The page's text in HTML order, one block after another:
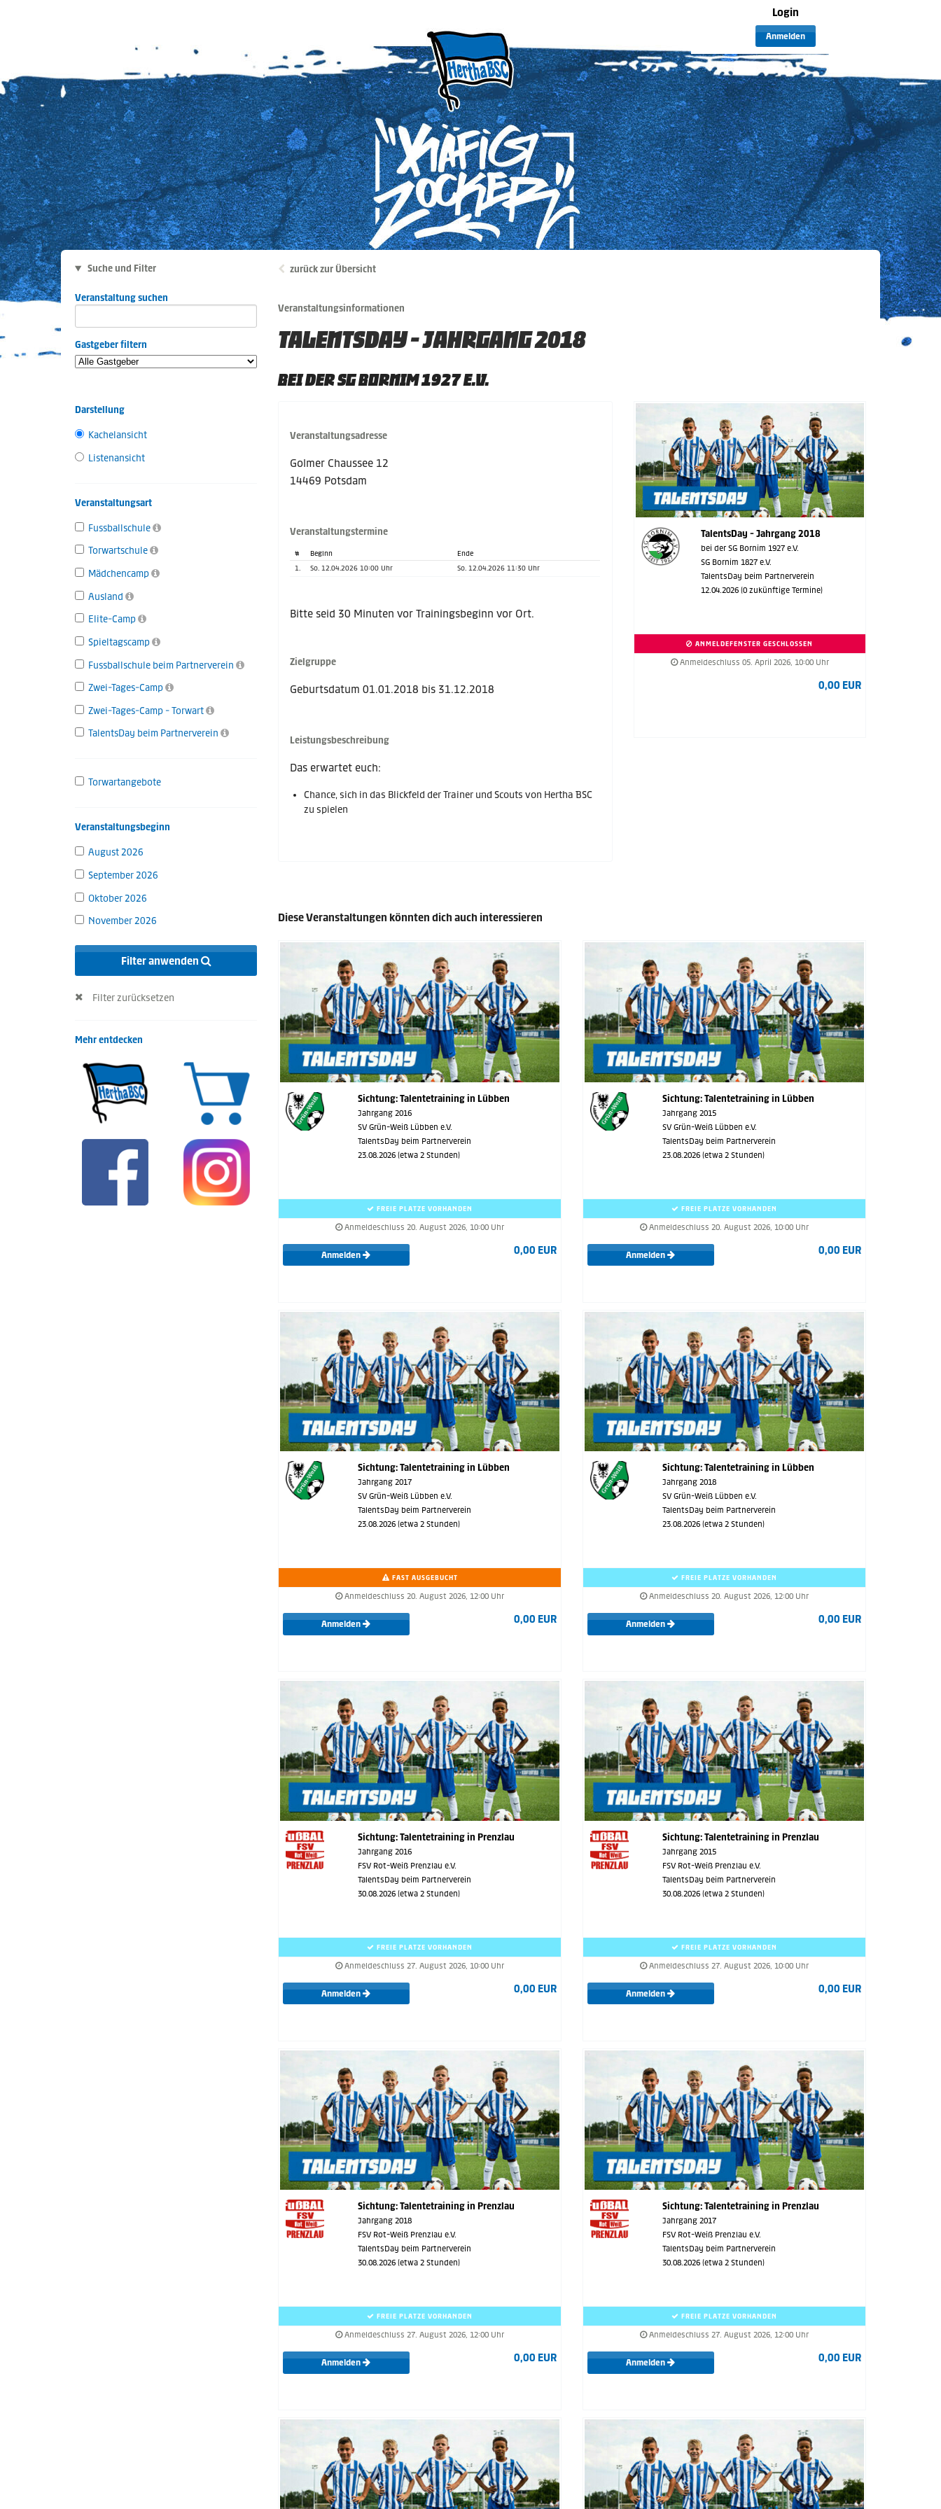
Login
Anmelden
Suche und Filter
Veranstaltung suchen
Gastgeber filtern
Darstellung
Kachelansicht
Listenansicht
Veranstaltungsart
Fussballschule
Torwartschule
Mädchencamp
Ausland
Elite-Camp
Spieltagscamp
Fussballschule beim Partnerverein
Zwei-Tages-Camp
Zwei-Tages-Camp - Torwart
TalentsDay beim Partnerverein
Torwartangebote
Veranstaltungsbeginn
August 2026
September 2026
Oktober 2026
November 2026
Filter anwenden
Filter zurücksetzen
Mehr entdecken
zurück zur Übersicht
Veranstaltungsinformationen
TALENTSDAY - JAHRGANG 2018
BEI DER SG BORNIM 1927 E.V.
Veranstaltungsadresse
Golmer Chaussee 12
14469 Potsdam
Veranstaltungstermine
# Beginn
Ende
1.
So. 12.04.2026 10:00 Uhr So. 12.04.2026 11:30 Uhr
Bitte seid 30 Minuten vor Trainingsbeginn vor Ort.
Zielgruppe
Geburtsdatum 01.01.2018 bis 31.12.2018
Leistungsbeschreibung
Das erwartet euch:
Chance, sich in das Blickfeld der Trainer und Scouts von Hertha BSC
zu spielen
TalentsDay - Jahrgang 2018
bei der SG Bornim 1927 e.V.
SG Bornim 1827 e.V.
TalentsDay beim Partnerverein
12.04.2026 (0 zukünftige Termine)
ANMELDEFENSTER GESCHLOSSEN
Anmeldeschluss 05. April 2026, 10:00 Uhr
0,00 EUR
Diese Veranstaltungen könnten dich auch interessieren
Sichtung: Talentetraining in Lübben
Jahrgang 2016
SV Grün-Weiß Lübben e.V.
TalentsDay beim Partnerverein
23.08.2026 (etwa 2 Stunden)
FREIE PLÄTZE VORHANDEN
Anmeldeschluss 20. August 2026, 10:00 Uhr
Anmelden 0,00 EUR
Sichtung: Talentetraining in Lübben
Jahrgang 2015
SV Grün-Weiß Lübben e.V.
TalentsDay beim Partnerverein
23.08.2026 (etwa 2 Stunden)
FREIE PLÄTZE VORHANDEN
Anmeldeschluss 20. August 2026, 10:00 Uhr
Anmelden 0,00 EUR
Sichtung: Talentetraining in Lübben
Jahrgang 2017
SV Grün-Weiß Lübben e.V.
TalentsDay beim Partnerverein
23.08.2026 (etwa 2 Stunden)
FAST AUSGEBUCHT
Anmeldeschluss 20. August 2026, 12:00 Uhr
Anmelden 0,00 EUR
Sichtung: Talentetraining in Lübben
Jahrgang 2018
SV Grün-Weiß Lübben e.V.
TalentsDay beim Partnerverein
23.08.2026 (etwa 2 Stunden)
FREIE PLÄTZE VORHANDEN
Anmeldeschluss 20. August 2026, 12:00 Uhr
Anmelden 0,00 EUR
Sichtung: Talentetraining in Prenzlau
Jahrgang 2016
FSV Rot-Weiß Prenzlau e.V.
TalentsDay beim Partnerverein
30.08.2026 (etwa 2 Stunden)
FREIE PLÄTZE VORHANDEN
Anmeldeschluss 27. August 2026, 10:00 Uhr
Anmelden 0,00 EUR
Sichtung: Talentetraining in Prenzlau
Jahrgang 2015
FSV Rot-Weiß Prenzlau e.V.
TalentsDay beim Partnerverein
30.08.2026 (etwa 2 Stunden)
FREIE PLÄTZE VORHANDEN
Anmeldeschluss 27. August 2026, 10:00 Uhr
Anmelden 0,00 EUR
Sichtung: Talentetraining in Prenzlau
Jahrgang 2018
FSV Rot-Weiß Prenzlau e.V.
TalentsDay beim Partnerverein
30.08.2026 (etwa 2 Stunden)
FREIE PLÄTZE VORHANDEN
Anmeldeschluss 27. August 2026, 12:00 Uhr
Anmelden 0,00 EUR
Sichtung: Talentetraining in Prenzlau
Jahrgang 2017
FSV Rot-Weiß Prenzlau e.V.
TalentsDay beim Partnerverein
30.08.2026 (etwa 2 Stunden)
FREIE PLÄTZE VORHANDEN
Anmeldeschluss 27. August 2026, 12:00 Uhr
Anmelden 0,00 EUR